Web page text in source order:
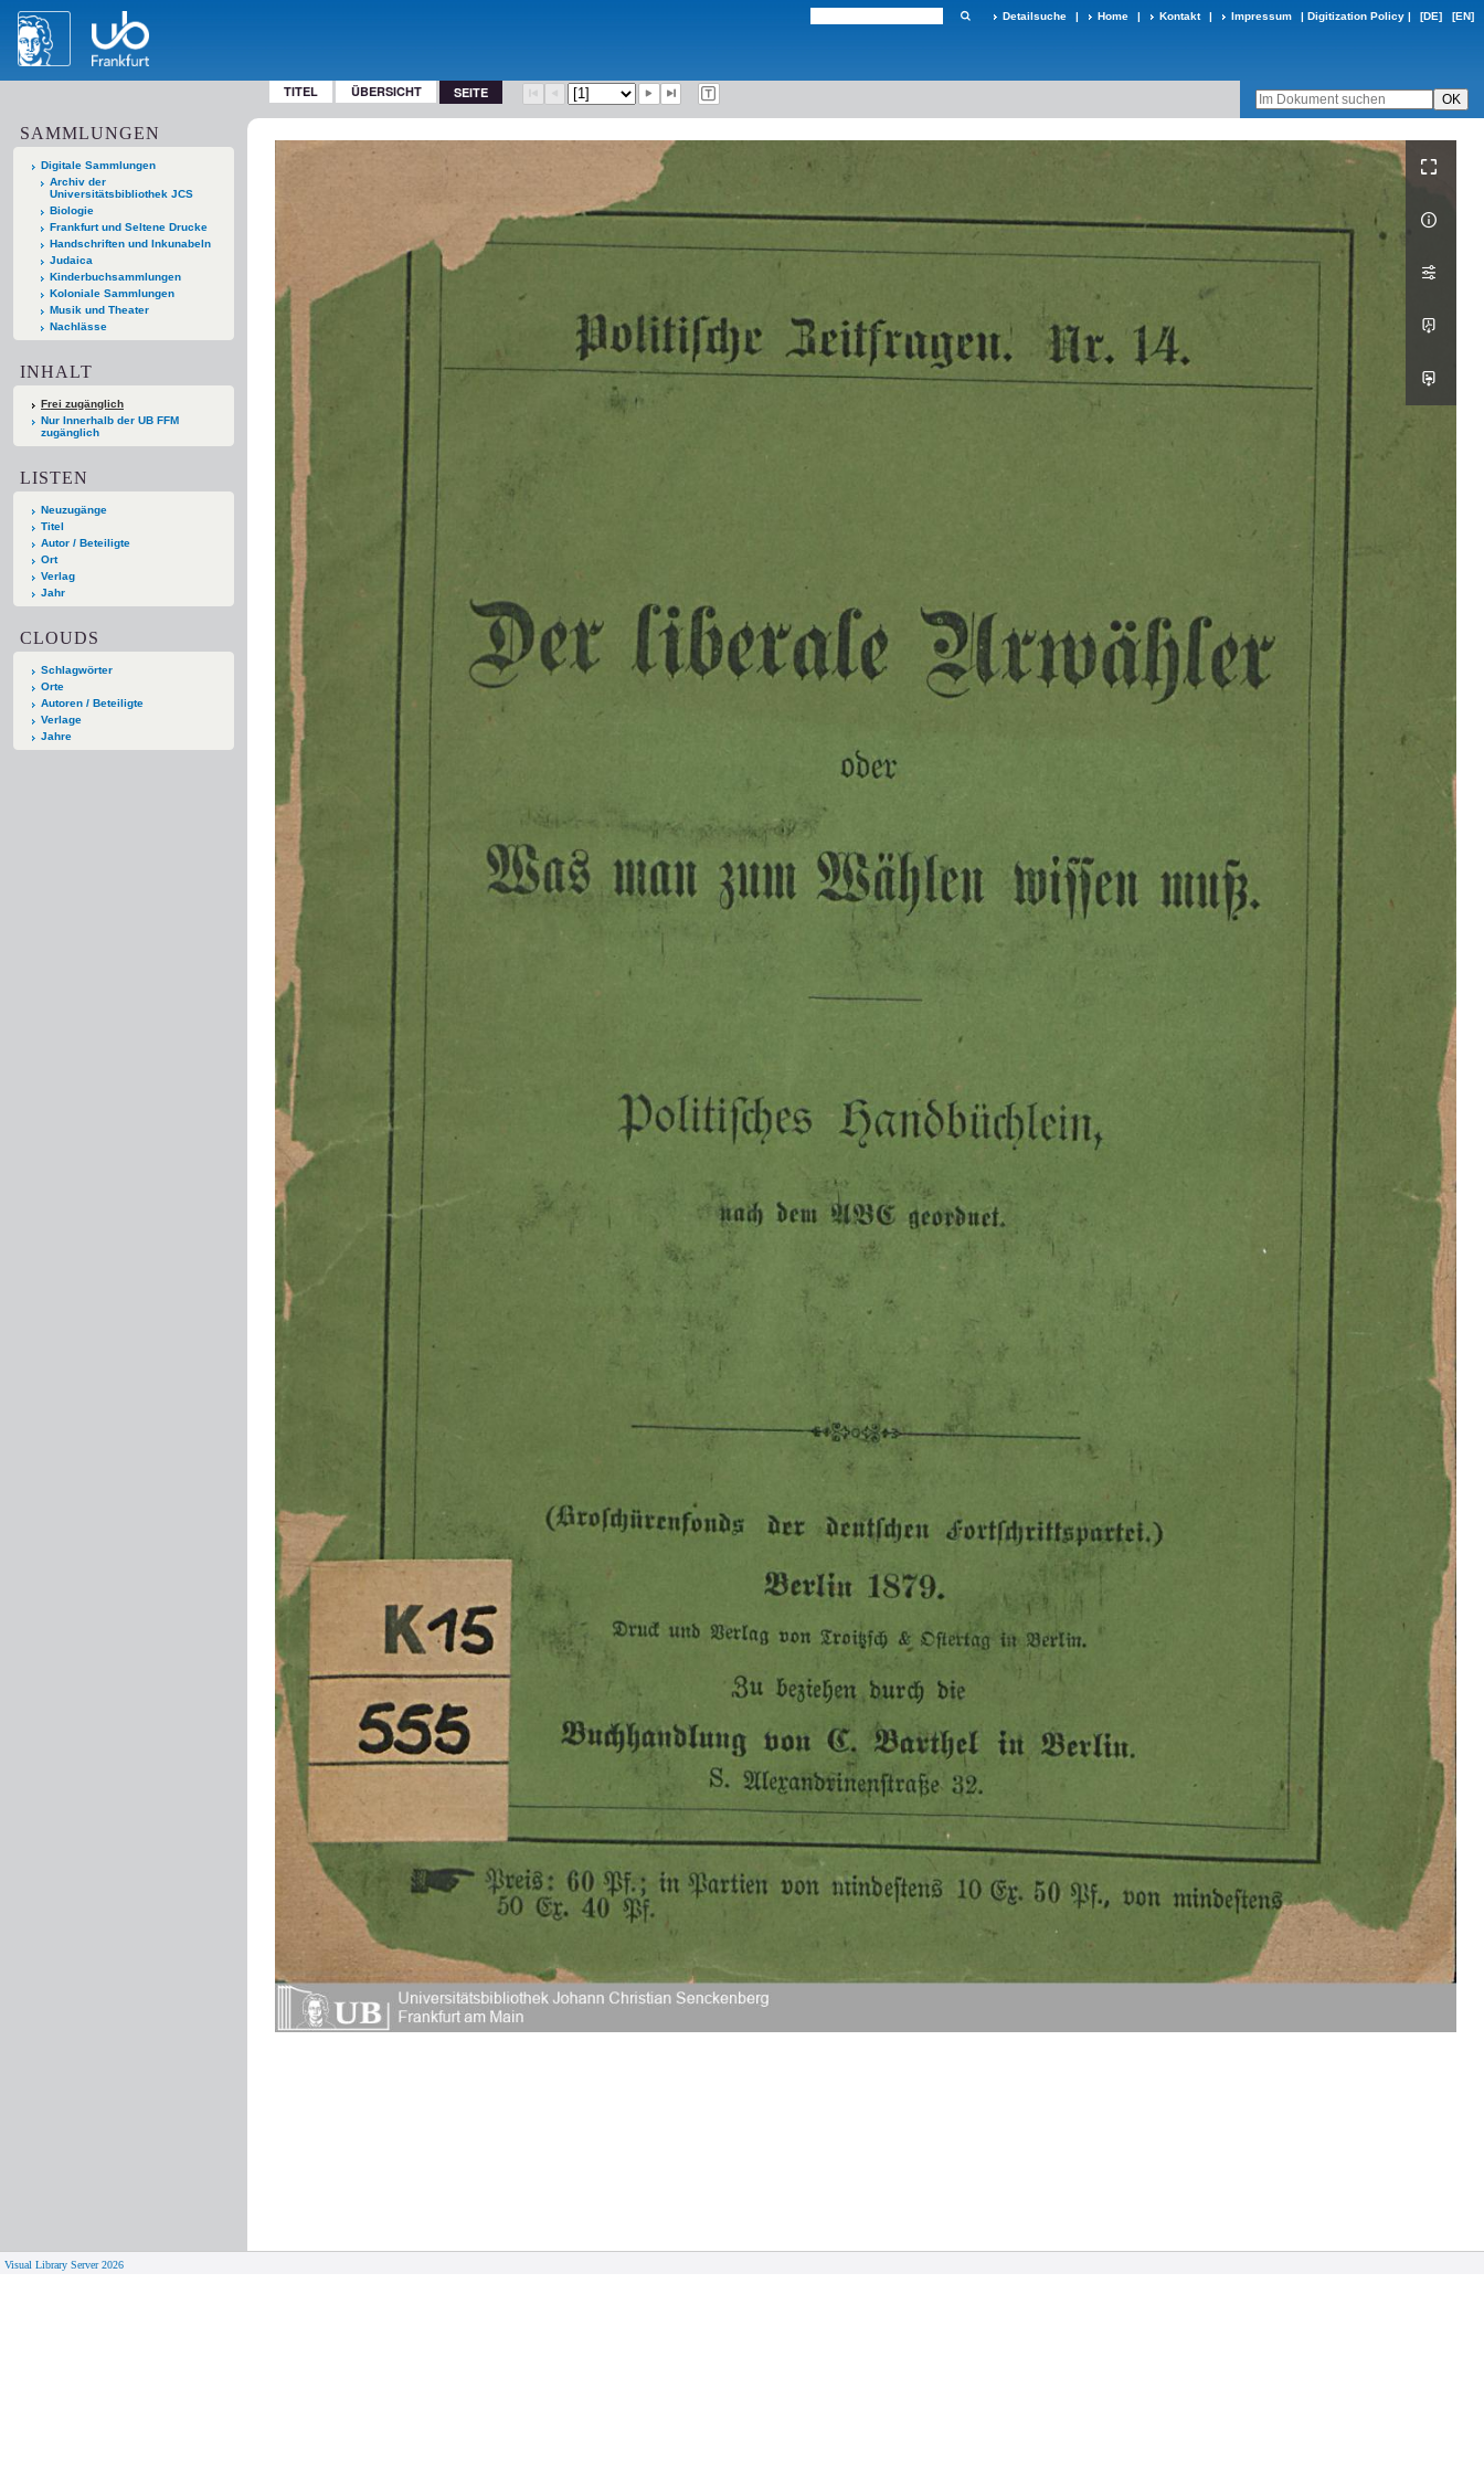
Detailsuche | Home | Kontakt | Impressum | Digitization Policy | [DE] [EN]
TITEL ÜBERSICHT SEITE
SAMMLUNGEN
Digitale Sammlungen
Archiv der
Universitätsbibliothek JCS
Biologie
Frankfurt und Seltene Drucke
Handschriften und Inkunabeln
Judaica
Kinderbuchsammlungen
Koloniale Sammlungen
Musik und Theater
Nachlässe
INHALT
Frei zugänglich
Nur Innerhalb der UB FFM
zugänglich
LISTEN
Neuzugänge
Titel
Autor / Beteiligte
Ort
Verlag
Jahr
CLOUDS
Schlagwörter
Orte
Autoren / Beteiligte
Verlage
Jahre
Visual Library Server 2026